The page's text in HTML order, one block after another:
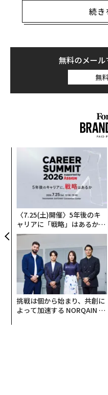
ビスター・ビレッジに集う女性創
今年はどんな「新星」に出会える
スタート
ウォール街は、カリフォ
くOnce Upon A Farmの上
の時価総額は、7億2400万
ガーナーは、「このIPOは
にする大きな一歩だ。子
していきたい」と上場直後
計画していたが、2026年
式売却で、同社は2億ドル
は高く、上場初日の株価
上回る終値をつけた。
続き
無料のメー
無
〈7.25(土)開催〉5年後のキ
ャリアに「戦略」はあるか。
トップエグゼクティブのキャ
リアに触れる1日│CAREER S
UMMIT 2026
挑戦は個から始まり、共創に
よって加速する NORQAIN JA